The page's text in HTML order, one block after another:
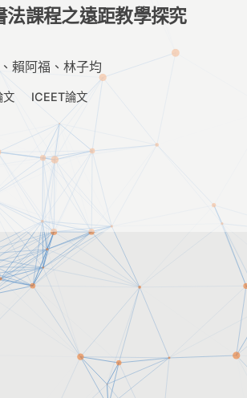
法課程之遠距教學探究
賴阿福、林子均
文 ICEET論文